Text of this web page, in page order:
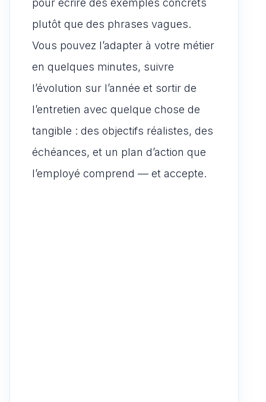
pour écrire des exemples concrets
plutôt que des phrases vagues.
Vous pouvez l’adapter à votre métier
en quelques minutes, suivre
l’évolution sur l’année et sortir de
l’entretien avec quelque chose de
tangible : des objectifs réalistes, des
échéances, et un plan d’action que
l’employé comprend — et accepte.